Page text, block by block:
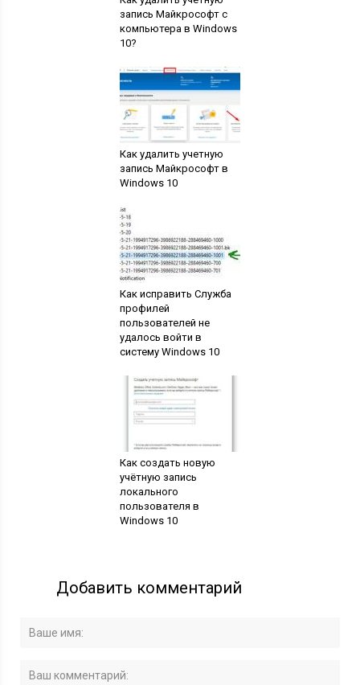
запись Майкрософт с
компьютера в Windows
10?
Как удалить учетную
запись Майкрософт в
Windows 10
Как исправить Служба
профилей
пользователей не
удалось войти в
систему Windows 10
Как создать новую
учётную запись
локального
пользователя в
Windows 10
Добавить комментарий